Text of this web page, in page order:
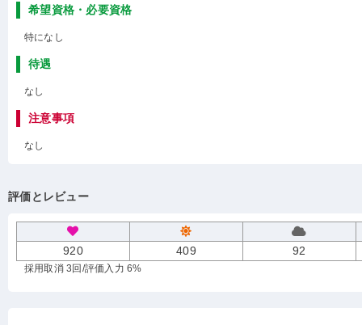
希望資格・必要資格
特になし
待遇
なし
注意事項
なし
評価とレビュー
920 409 92
採用取消 3回 /評価入力 6%